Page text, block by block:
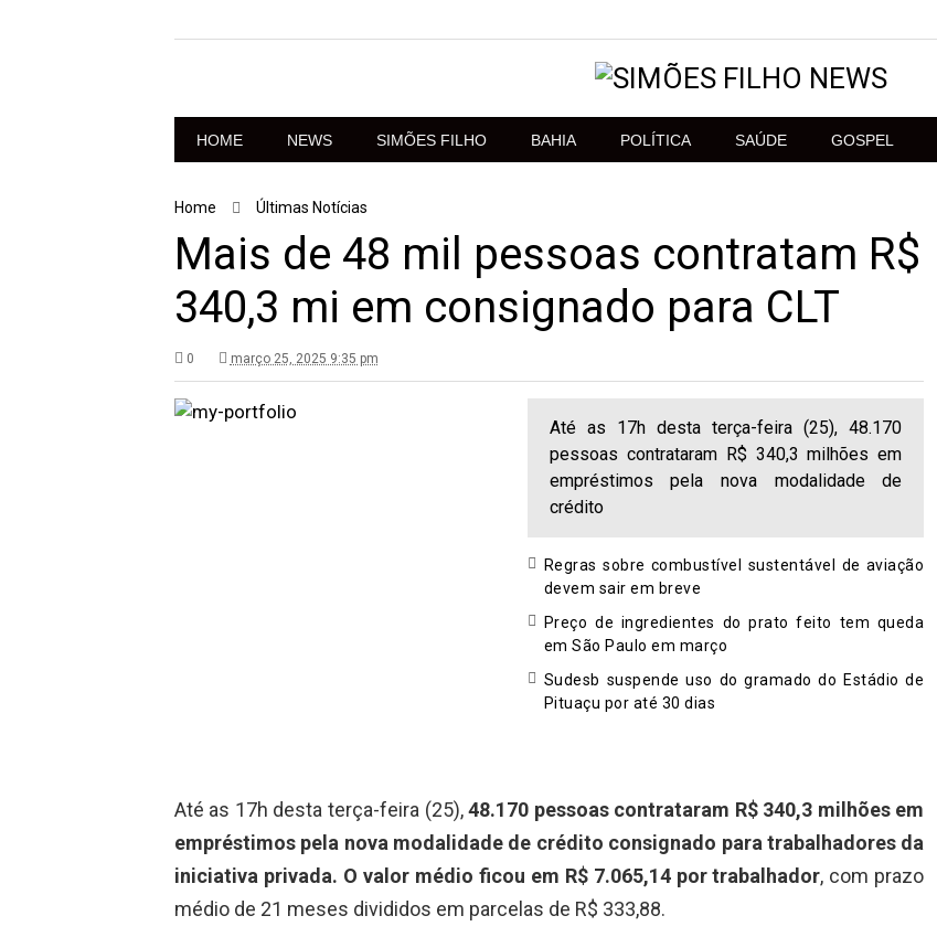
HOME NEWS SIMÕES FILHO BAHIA POLÍTICA SAÚDE GOSPEL
Home Últimas Notícias
Mais de 48 mil pessoas contratam R$
340,3 mi em consignado para CLT
0 março 25, 2025 9:35 pm
Até as 17h desta terça-feira (25), 48.170
pessoas contrataram R$ 340,3 milhões em
empréstimos pela nova modalidade de
crédito
Regras sobre combustível sustentável de aviação
devem sair em breve
Preço de ingredientes do prato feito tem queda
em São Paulo em março
Sudesb suspende uso do gramado do Estádio de
Pituaçu por até 30 dias
Até as 17h desta terça-feira (25),48.170 pessoas contrataram R$ 340,3 milhões em
empréstimos pela nova modalidade de crédito consignado para trabalhadores da
iniciativa privada. O valor médio ficou em R$ 7.065,14 por trabalhador, com prazo
médio de 21 meses divididos em parcelas de R$ 333,88.